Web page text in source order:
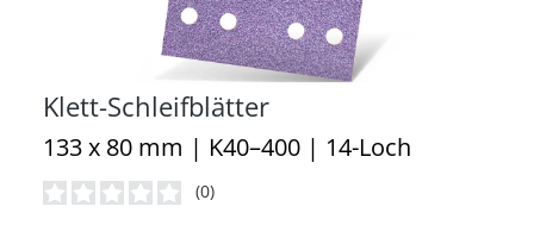
Klett-Schleifblätter
133 x 80 mm | K40–400 | 14-Loch
(0)